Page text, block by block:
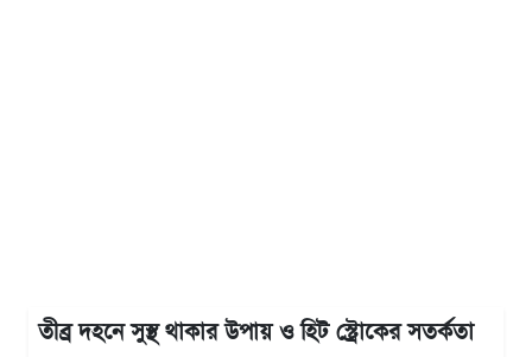
তীব্র দহনে সুস্থ থাকার উপায় ও হিট স্ট্রোকের সতর্কতা